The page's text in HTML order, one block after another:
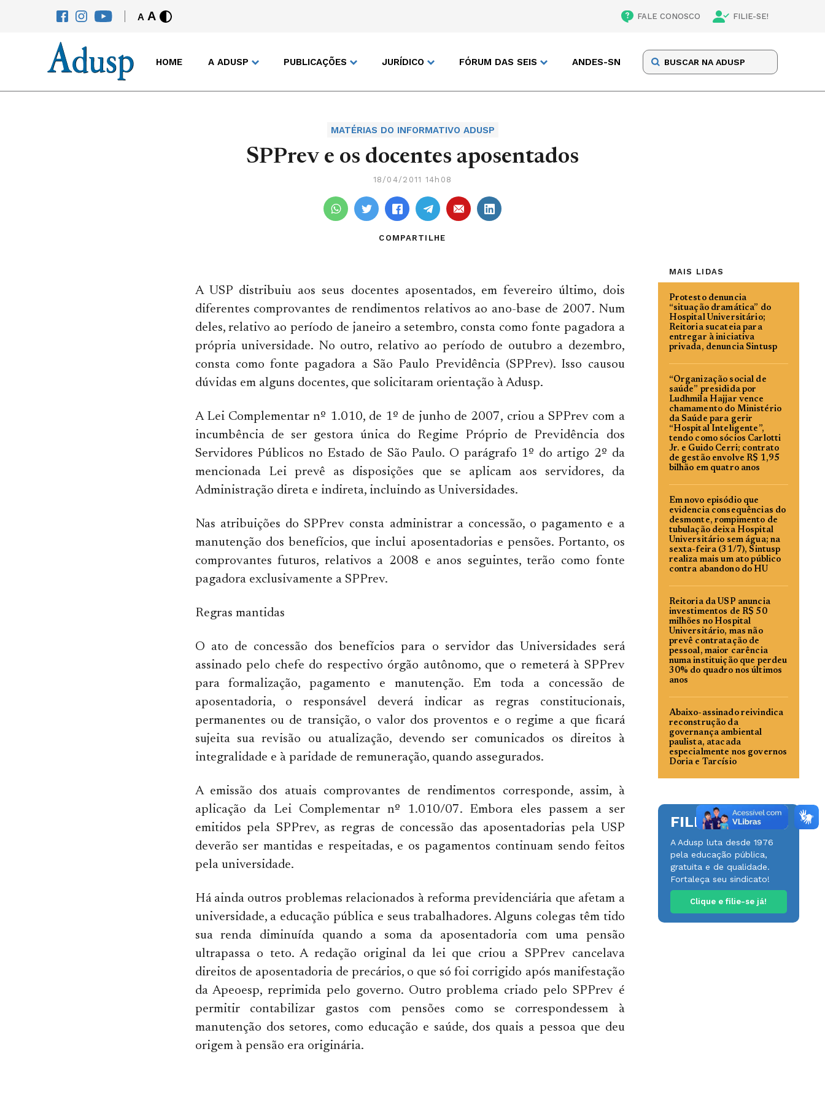
A A FALE CONOSCO FILIE-SE!
HOME A ADUSP PUBLICAÇÕES JURÍDICO FÓRUM DAS SEIS ANDES-SN
MATÉRIAS DO INFORMATIVO ADUSP
SPPrev e os docentes aposentados
18/04/2011 14h08
COMPARTILHE
A USP distribuiu aos seus docentes aposentados, em fevereiro último, dois
diferentes comprovantes de rendimentos relativos ao ano-base de 2007. Num
deles, relativo ao período de janeiro a setembro, consta como fonte pagadora a
própria universidade. No outro, relativo ao período de outubro a dezembro,
consta como fonte pagadora a São Paulo Previdência (SPPrev). Isso causou
dúvidas em alguns docentes, que solicitaram orientação à Adusp.
A Lei Complementar nº 1.010, de 1º de junho de 2007, criou a SPPrev com a
incumbência de ser gestora única do Regime Próprio de Previdência dos
Servidores Públicos no Estado de São Paulo. O parágrafo 1º do artigo 2º da
mencionada Lei prevê as disposições que se aplicam aos servidores, da
Administração direta e indireta, incluindo as Universidades.
Nas atribuições do SPPrev consta administrar a concessão, o pagamento e a
manutenção dos benefícios, que inclui aposentadorias e pensões. Portanto, os
comprovantes futuros, relativos a 2008 e anos seguintes, terão como fonte
pagadora exclusivamente a SPPrev.
Regras mantidas
O ato de concessão dos benefícios para o servidor das Universidades será
assinado pelo chefe do respectivo órgão autônomo, que o remeterá à SPPrev
para formalização, pagamento e manutenção. Em toda a concessão de
aposentadoria, o responsável deverá indicar as regras constitucionais,
permanentes ou de transição, o valor dos proventos e o regime a que ficará
sujeita sua revisão ou atualização, devendo ser comunicados os direitos à
integralidade e à paridade de remuneração, quando assegurados.
A emissão dos atuais comprovantes de rendimentos corresponde, assim, à
aplicação da Lei Complementar nº 1.010/07. Embora eles passem a ser
emitidos pela SPPrev, as regras de concessão das aposentadorias pela USP
deverão ser mantidas e respeitadas, e os pagamentos continuam sendo feitos
pela universidade.
Há ainda outros problemas relacionados à reforma previdenciária que afetam a
universidade, a educação pública e seus trabalhadores. Alguns colegas têm tido
sua renda diminuída quando a soma da aposentadoria com uma pensão
ultrapassa o teto. A redação original da lei que criou a SPPrev cancelava
direitos de aposentadoria de precários, o que só foi corrigido após manifestação
da Apeoesp, reprimida pelo governo. Outro problema criado pelo SPPrev é
permitir contabilizar gastos com pensões como se correspondessem à
manutenção dos setores, como educação e saúde, dos quais a pessoa que deu
origem à pensão era originária.
MAIS LIDAS
Protesto denuncia
“situação dramática” do
Hospital Universitário;
Reitoria sucateia para
entregar à iniciativa
privada, denuncia Sintusp
“Organização social de
saúde” presidida por
Ludhmila Hajjar vence
chamamento do Ministério
da Saúde para gerir
“Hospital Inteligente”,
tendo como sócios Carlotti
Jr. e Guido Cerri; contrato
de gestão envolve R$ 1,95
bilhão em quatro anos
Em novo episódio que
evidencia consequências do
desmonte, rompimento de
tubulação deixa Hospital
Universitário sem água; na
sexta-feira (31/7), Sintusp
realiza mais um ato público
contra abandono do HU
Reitoria da USP anuncia
investimentos de R$ 50
milhões no Hospital
Universitário, mas não
prevê contratação de
pessoal, maior carência
numa instituição que perdeu
30% do quadro nos últimos
anos
Abaixo-assinado reivindica
reconstrução da
governança ambiental
paulista, atacada
especialmente nos governos
Doria e Tarcísio
FILIE-SE!
A Adusp luta desde 1976
pela educação pública,
gratuita e de qualidade.
Fortaleça seu sindicato!
Clique e filie-se já!